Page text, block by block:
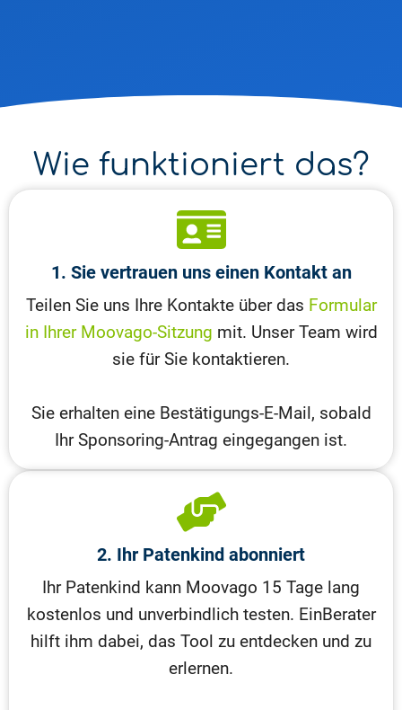
Wie funktioniert das?
1. Sie vertrauen uns einen Kontakt an
Teilen Sie uns Ihre Kontakte über das Formular
in Ihrer Moovago-Sitzung mit. Unser Team wird
sie für Sie kontaktieren.
Sie erhalten eine Bestätigungs-E-Mail, sobald
Ihr Sponsoring-Antrag eingegangen ist.
2. Ihr Patenkind abonniert
Ihr Patenkind kann Moovago 15 Tage lang
kostenlos und unverbindlich testen. EinBerater
hilft ihm dabei, das Tool zu entdecken und zu
erlernen.